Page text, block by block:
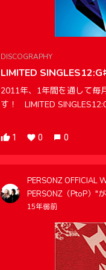
DISCOGRAPHY
LIMITED
2011年、1年間を通して毎
す！ LIMITED
1 0 0
PERSONZ OFFICIAL
PERSONZ（PtoP）"
15年弱前